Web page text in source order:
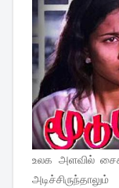
உலக அளவில்